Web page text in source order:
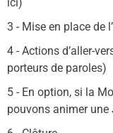
ici)
3 - Mise en place de
4 - Actions d’aller-
porteurs de paroles)
5 - En option, si la
pouvons animer une